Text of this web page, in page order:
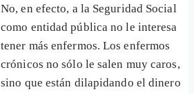
No, en efecto, a la Seguridad Social
como entidad pública no le interesa
tener más enfermos. Los enfermos
crónicos no sólo le salen muy caros,
sino que están dilapidando el dinero